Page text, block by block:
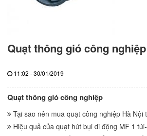
Quạt thông gió công nghiệp
11:02 - 30/01/2019
Quạt thông gió công nghiệp
Tại sao nên mua quạt công nghiệp Hà Nội
Hiệu quả của quạt hút bụi di động MF 1